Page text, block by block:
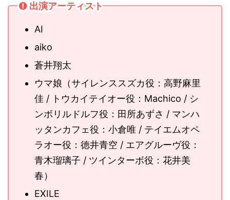
出演アーティスト
AI
aiko
蒼井翔太
ウマ娘（サイレンススズカ役：高野麻里
佳 / トウカイテイオー役：Machico / シ
ンボリルドルフ役：田所あずさ / マンハ
ッタンカフェ役：小倉唯 / テイエムオペ
ラオー役：徳井青空 / エアグルーヴ役：
青木瑠璃子 / ツインターボ役：花井美
春）
EXILE